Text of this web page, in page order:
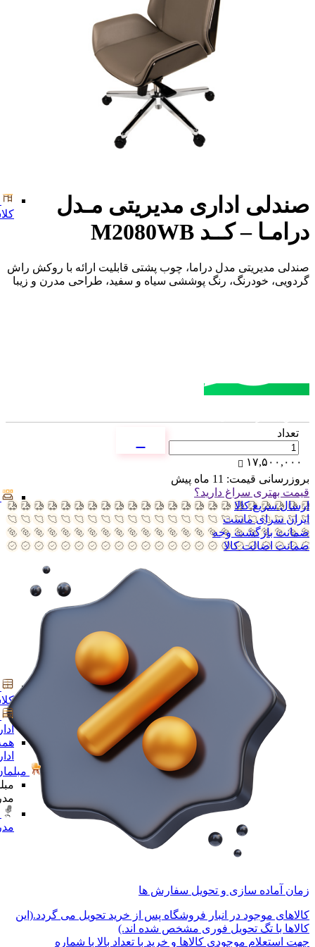
صندلی اداری مدیریتی مـدل
درامـا – کــد M2080WB
صندلی مدیریتی مدل دراما، چوب پشتی قابلیت ارائه با روکش راش
گردویی، خودرنگ، رنگ پوششی سیاه و سفید، طراحی مدرن و زیبا
تعداد
۱۷,۵۰۰,۰۰۰
بروزرسانی قیمت: 11 ماه پیش
قیمت بهتری سراغ دارید؟
ارسال سریع کالا
ایران سرای ماست
ضمانت بازگشت وجه
ضمانت اضالت کالا
زمان آماده سازی و تحویل سفارش ها
کالاهای موجود در انبار فروشگاه پس از خرید تحویل می گردد.(این
کالاها با تگ تحویل فوری مشخص شده اند.)
جهت استعلام موجودی کالاها و خرید با تعداد بالا با شماره